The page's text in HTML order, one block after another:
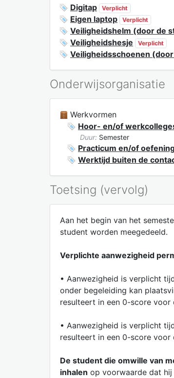
Digitap Verplicht
Eigen laptop Verplicht
Veiligheidshelm (door de
Veiligheidshesje Verplicht
Veiligheidsschoenen
Onderwijsorganisatie
Werkvormen
Hoor- en/of
Duur: Semester
Practicum en/of
Werktijd buiten de
Toetsing (vervolg)
Aan het begin van het
student worden meegedeeld.
Verplichte aanwezigheid
• Aanwezigheid is verplicht
onder begeleiding kan
resulteert in een 0-score voor
• Aanwezigheid is verplicht
resulteert in een 0-score voor
De student die omwille van
inhalen op voorwaarde dat